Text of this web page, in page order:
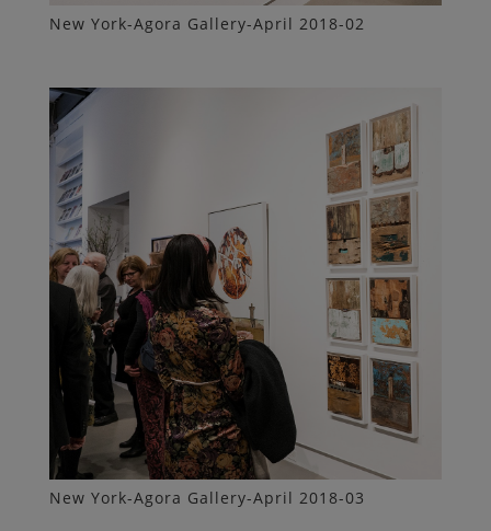
New York-Agora Gallery-April 2018-02
New York-Agora Gallery-April 2018-03